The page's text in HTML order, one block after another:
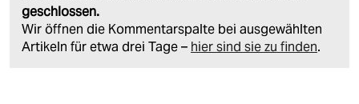
geschlossen.
Wir öffnen die Kommentarspalte bei ausgewählten
Artikeln für etwa drei Tage – hier sind sie zu finden.